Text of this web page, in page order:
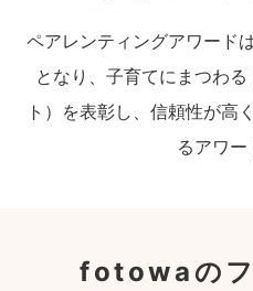
ペアレンティングアワード
となり、子育てにまつわ
ト）を表彰し、信頼性が高
るアワー
fotowaのフ